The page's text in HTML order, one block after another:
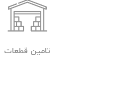
خدمات شبانه روزی